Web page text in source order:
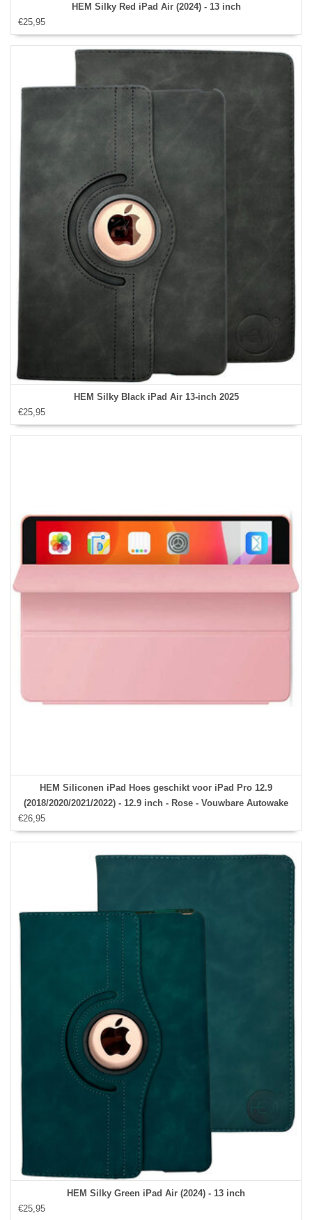
HEM Silky Red iPad Air (2024) - 13 inch
€25,95
HEM Silky Black iPad Air 13‑inch 2025
€25,95
HEM Siliconen iPad Hoes geschikt voor iPad Pro 12.9
(2018/2020/2021/2022) - 12.9 inch - Rose - Vouwbare Autowake
Cover - iPad Pro 2018/2020/2021/2022 hoes - iPad Pro 3 / 4 / 5
Hoes - 3e/4e/5e generatie hoes - Met Stylus Pen
€26,95
HEM Silky Green iPad Air (2024) - 13 inch
€25,95